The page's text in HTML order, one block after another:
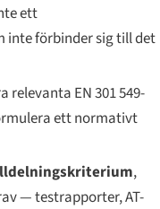
ett
inte förbinder sig till det
relevanta EN 301 549-
ett normativt
,
— testrapporter, AT-